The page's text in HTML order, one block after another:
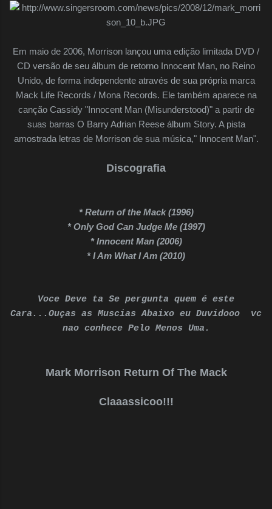
Em maio de 2006, Morrison lançou uma edição limitada DVD /
CD versão de seu álbum de retorno Innocent Man, no Reino
Unido, de forma independente através de sua própria marca
Mack Life Records / Mona Records. Ele também aparece na
canção Cassidy "Innocent Man (Misunderstood)" a partir de
suas barras O Barry Adrian Reese álbum Story. A pista
amostrada letras de Morrison de sua música," Innocent Man".
Discografia
* Return of the Mack (1996)
* Only God Can Judge Me (1997)
* Innocent Man (2006)
* I Am What I Am (2010)
Voce Deve ta Se pergunta quem é este
Cara...Ouças as Muscias Abaixo eu Duvidooo vc
nao conhece Pelo Menos Uma.
Mark Morrison Return Of The Mack
Claaassicoo!!!